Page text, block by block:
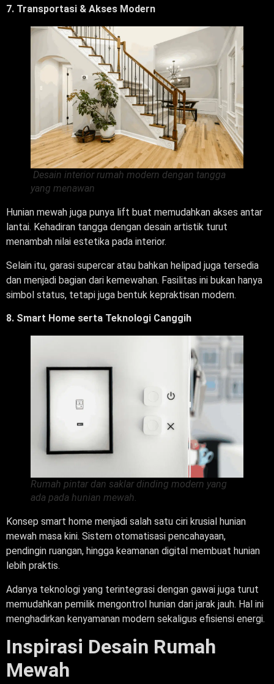
7. Transportasi & Akses Modern
Desain interior rumah modern dengan tangga
yang menawan
Hunian mewah juga punya lift buat memudahkan akses antar
lantai. Kehadiran tangga dengan desain artistik turut
menambah nilai estetika pada interior.
Selain itu, garasi supercar atau bahkan helipad juga tersedia
dan menjadi bagian dari kemewahan. Fasilitas ini bukan hanya
simbol status, tetapi juga bentuk kepraktisan modern.
8. Smart Home serta Teknologi Canggih
Rumah pintar dan saklar dinding modern yang
ada pada hunian mewah.
Konsep smart home menjadi salah satu ciri krusial hunian
mewah masa kini. Sistem otomatisasi pencahayaan,
pendingin ruangan, hingga keamanan digital membuat hunian
lebih praktis.
Adanya teknologi yang terintegrasi dengan gawai juga turut
memudahkan pemilik mengontrol hunian dari jarak jauh. Hal ini
menghadirkan kenyamanan modern sekaligus efisiensi energi.
Inspirasi Desain Rumah
Mewah